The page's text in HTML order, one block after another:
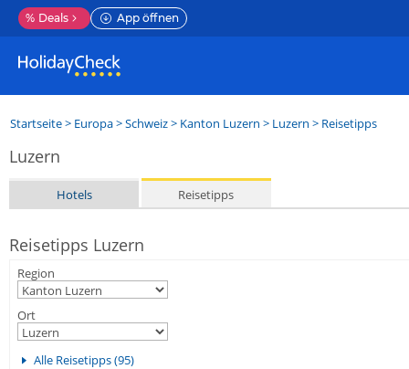
% Deals App öffnen
Startseite> Europa>Schweiz> Kanton Luzern > Luzern > Reisetipps
Luzern
Hotels Reisetipps
Reisetipps Luzern
Region
Ort
Alle Reisetipps (95)